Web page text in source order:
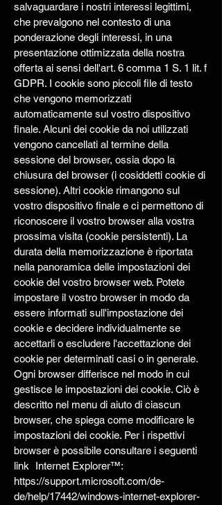
salvaguardare i nostri interessi legittimi,
che prevalgono nel contesto di una
ponderazione degli interessi, in una
presentazione ottimizzata della nostra
offerta ai sensi dell'art. 6 comma 1 S. 1 lit. f
GDPR. I cookie sono piccoli file di testo
che vengono memorizzati
automaticamente sul vostro dispositivo
finale. Alcuni dei cookie da noi utilizzati
vengono cancellati al termine della
sessione del browser, ossia dopo la
chiusura del browser (i cosiddetti cookie di
sessione). Altri cookie rimangono sul
vostro dispositivo finale e ci permettono di
riconoscere il vostro browser alla vostra
prossima visita (cookie persistenti). La
durata della memorizzazione è riportata
nella panoramica delle impostazioni dei
cookie del vostro browser web. Potete
impostare il vostro browser in modo da
essere informati sull'impostazione dei
cookie e decidere individualmente se
accettarli o escludere l'accettazione dei
cookie per determinati casi o in generale.
Ogni browser differisce nel modo in cui
gestisce le impostazioni dei cookie. Ciò è
descritto nel menu di aiuto di ciascun
browser, che spiega come modificare le
impostazioni dei cookie. Per i rispettivi
browser è possibile consultare i seguenti
link Internet Explorer™:
https://support.microsoft.com/de-
de/help/17442/windows-internet-explorer-